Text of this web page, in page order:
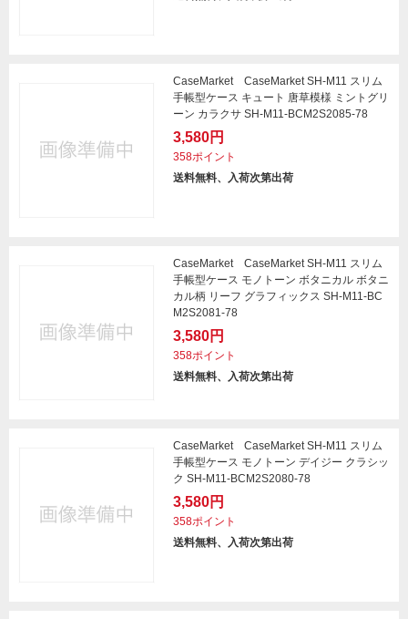
CaseMarket CaseMarket SH-M11 スリム
手帳型ケース キュート 唐草模様 ミントグリ
ーン カラクサ SH-M11-BCM2S2085-78
3,580円
358ポイント
送料無料、入荷次第出荷
CaseMarket CaseMarket SH-M11 スリム
手帳型ケース モノトーン ボタニカル ボタニ
カル柄 リーフ グラフィックス SH-M11-BC
M2S2081-78
3,580円
358ポイント
送料無料、入荷次第出荷
CaseMarket CaseMarket SH-M11 スリム
手帳型ケース モノトーン デイジー クラシッ
ク SH-M11-BCM2S2080-78
3,580円
358ポイント
送料無料、入荷次第出荷